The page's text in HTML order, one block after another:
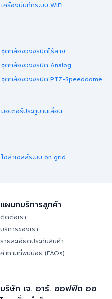
เครื่องบันทึกระบบ WiFi
ชุดกล้องวงจรปิดไร้สาย
ชุดกล้องวงจรปิด Analog
ชุดกล้องวงจรปิด PTZ-Speeddome
มอเตอร์ประตูบานเลื่อน
โซล่าเซลล์ระบบ on grid
แผนกบริการลูกค้า
ติดต่อเรา
บริการของเรา
รายละเอียดประกันสินค้า
คำถามที่พบบ่อย (FAQs)
บริษัท เจ. อาร์. ออฟฟิต ออ